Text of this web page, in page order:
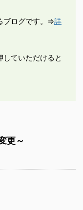
ブログです。⇒詳
ていただけると
更～